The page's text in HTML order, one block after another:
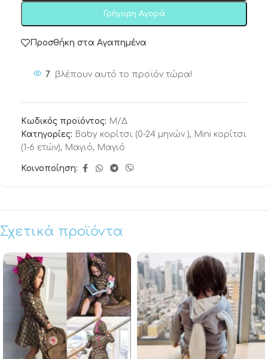
Γρήγορη Αγορά
Προσθήκη στα Αγαπημένα
7 βλέπουν αυτό το προϊόν τώρα!
Κωδικός προϊόντος: Μ/Δ
Κατηγορίες: Baby κορίτσι (0-24 μηνών ), Mini κορίτσι
(1-6 ετών), Μαγιό, Μαγιό
Κοινοποίηση:
Σχετικά προϊόντα